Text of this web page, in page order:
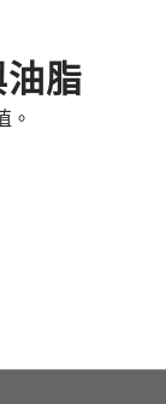
脂
。